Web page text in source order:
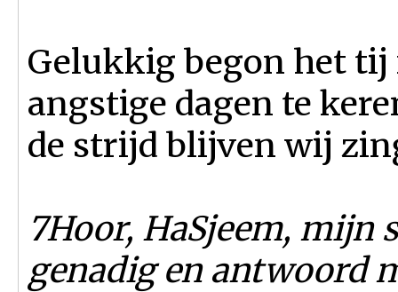
Gelukkig begon het tij
angstige dagen te
de strijd blijven wij
7Hoor, HaSjeem, mijn
genadig en antwoord